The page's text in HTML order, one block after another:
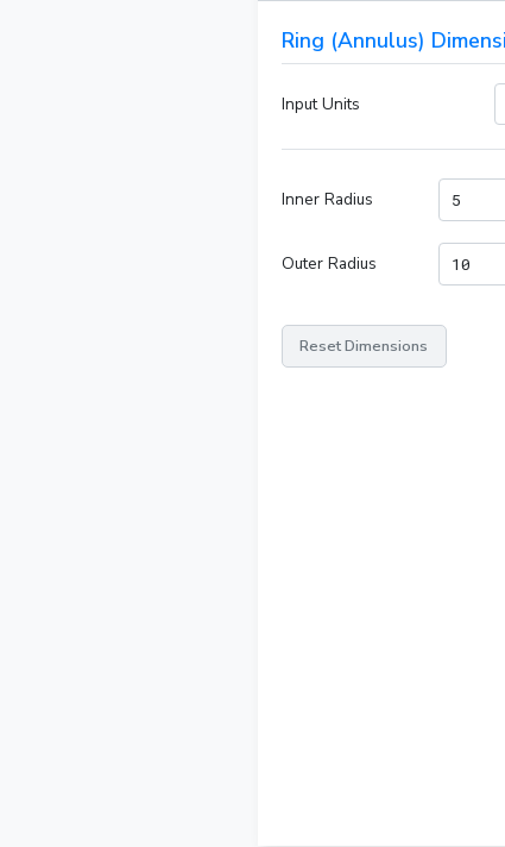
Ring (Annulus)
Input Units
Inner Radius
Outer Radius
Reset Dimensions